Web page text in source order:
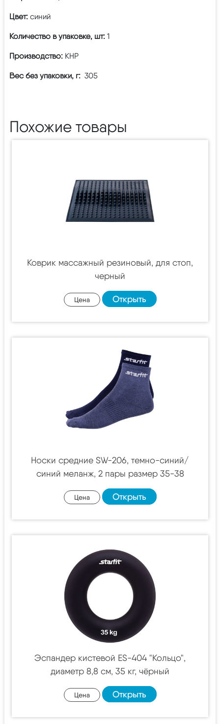
Цвет: синий
Количество в упаковке, шт: 1
Производство: КНР
Вес без упаковки, г: 305
Похожие товары
Коврик массажный резиновый, для стоп,
черный
Цена Открыть
Носки средние SW-206, темно-синий/
синий меланж, 2 пары размер 35-38
Цена Открыть
Эспандер кистевой ES-404 "Кольцо",
диаметр 8,8 см, 35 кг, чёрный
Цена Открыть